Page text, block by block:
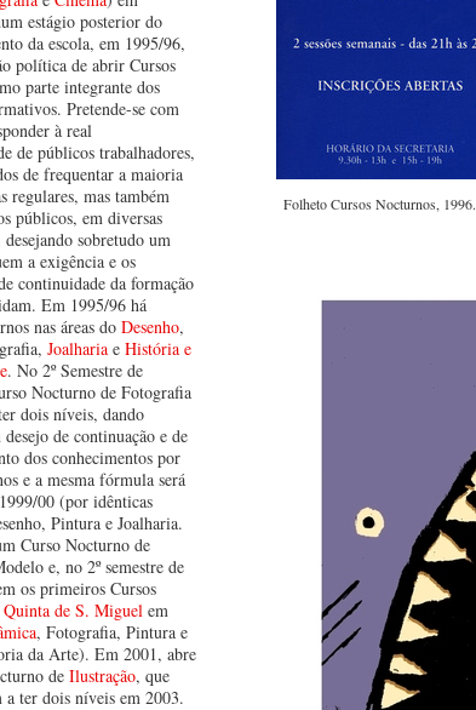
estágio posterior do
da escola, em 1995/96,
política de abrir Cursos
parte integrante dos
Pretende-se com
à real
de públicos trabalhadores,
de frequentar a maioria
regulares, mas também
públicos, em diversas
sobretudo um
a exigência e os
continuidade da formação
Em 1995/96 há
nas áreas do Desenho,
Joalharia e História e
. No 2º Semestre de
Nocturno de Fotografia
dois níveis, dando
desejo de continuação e de
dos conhecimentos por
e a mesma fórmula será
00 (por idênticas
Pintura e Joalharia.
Curso Nocturno de
e, no 2º semestre de
os primeiros Cursos
Quinta de S. Miguel em
, Fotografia, Pintura e
da Arte). Em 2001, abre
de Ilustração, que
a ter dois níveis em 2003.
Folheto Cursos Nocturnos, 1996.